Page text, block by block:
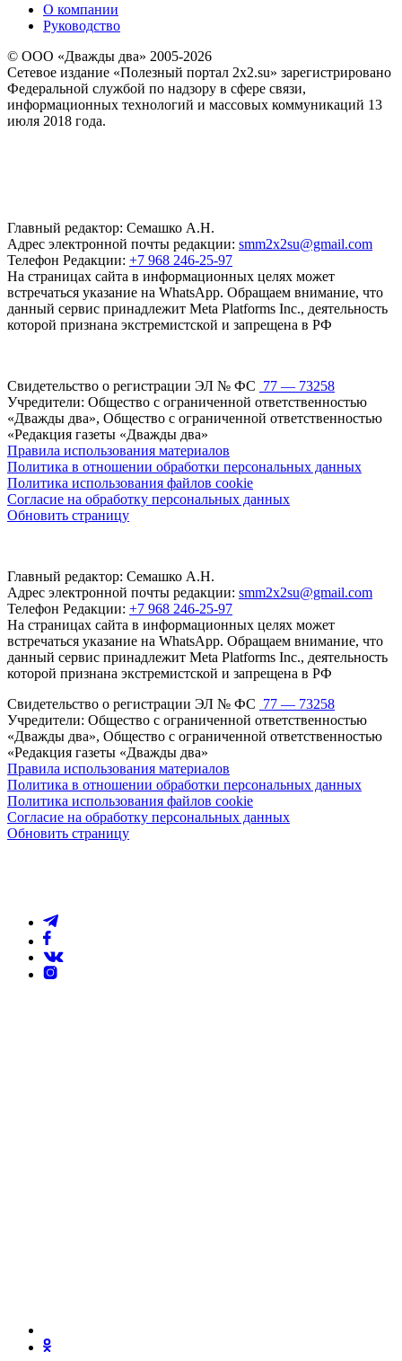
О компании
Руководство
© ООО «Дважды два» 2005-2026
Сетевое издание «Полезный портал 2x2.su» зарегистрировано
Федеральной службой по надзору в сфере связи,
информационных технологий и массовых коммуникаций 13
июля 2018 года.
Главный редактор: Семашко А.Н.
Адрес электронной почты редакции: smm2x2su@gmail.com
Телефон Редакции: +7 968 246-25-97
На страницах сайта в информационных целях может
встречаться указание на WhatsApp. Обращаем внимание, что
данный сервис принадлежит Meta Platforms Inc., деятельность
которой признана экстремистской и запрещена в РФ
Свидетельство о регистрации ЭЛ № ФС 77 — 73258
Учредители: Общество с ограниченной ответственностью
«Дважды два», Общество с ограниченной ответственностью
«Редакция газеты «Дважды два»
Правила использования материалов
Политика в отношении обработки персональных данных
Политика использования файлов cookie
Согласие на обработку персональных данных
Обновить страницу
Главный редактор: Семашко А.Н.
Адрес электронной почты редакции: smm2x2su@gmail.com
Телефон Редакции: +7 968 246-25-97
На страницах сайта в информационных целях может
встречаться указание на WhatsApp. Обращаем внимание, что
данный сервис принадлежит Meta Platforms Inc., деятельность
которой признана экстремистской и запрещена в РФ
Свидетельство о регистрации ЭЛ № ФС 77 — 73258
Учредители: Общество с ограниченной ответственностью
«Дважды два», Общество с ограниченной ответственностью
«Редакция газеты «Дважды два»
Правила использования материалов
Политика в отношении обработки персональных данных
Политика использования файлов cookie
Согласие на обработку персональных данных
Обновить страницу